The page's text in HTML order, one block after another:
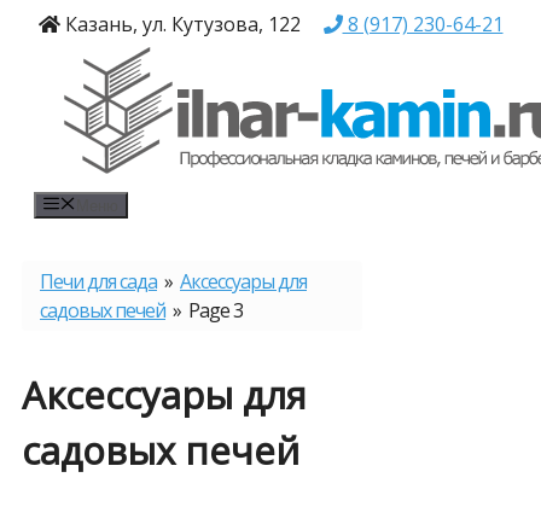
Перейти
содержимому
Казань, ул. Кутузова, 122 8 (917) 230-64-21
Печи для сада » Аксессуары для
садовых печей » Page 3
Аксессуары для
садовых печей